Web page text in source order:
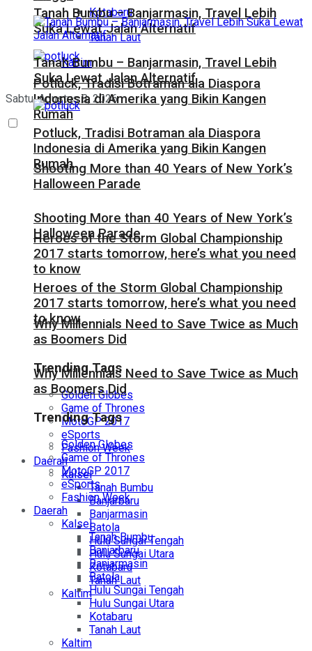
Kotabaru
Tanah Laut
Kaltim
Sabtu, Agustus 8, 2026
Tanah Bumbu – Banjarmasin, Travel Lebih
Suka Lewat Jalan Alternatif
Potluck, Tradisi Botraman ala Diaspora
Indonesia di Amerika yang Bikin Kangen
Rumah
Shooting More than 40 Years of New York’s
Halloween Parade
Heroes of the Storm Global Championship
2017 starts tomorrow, here’s what you need
to know
Why Millennials Need to Save Twice as Much
as Boomers Did
Trending Tags
Golden Globes
Game of Thrones
MotoGP 2017
eSports
Fashion Week
Daerah
Kalsel
Tanah Bumbu
Banjarbaru
Banjarmasin
Batola
Hulu Sungai Tengah
Hulu Sungai Utara
Kotabaru
Tanah Laut
Kaltim
Tanah Bumbu – Banjarmasin, Travel Lebih
Suka Lewat Jalan Alternatif
Potluck, Tradisi Botraman ala Diaspora
Indonesia di Amerika yang Bikin Kangen
Rumah
Shooting More than 40 Years of New York’s
Halloween Parade
Heroes of the Storm Global Championship
2017 starts tomorrow, here’s what you need
to know
Why Millennials Need to Save Twice as Much
as Boomers Did
Trending Tags
Golden Globes
Game of Thrones
MotoGP 2017
eSports
Fashion Week
Daerah
Kalsel
Tanah Bumbu
Banjarbaru
Banjarmasin
Batola
Hulu Sungai Tengah
Hulu Sungai Utara
Kotabaru
Tanah Laut
Kaltim